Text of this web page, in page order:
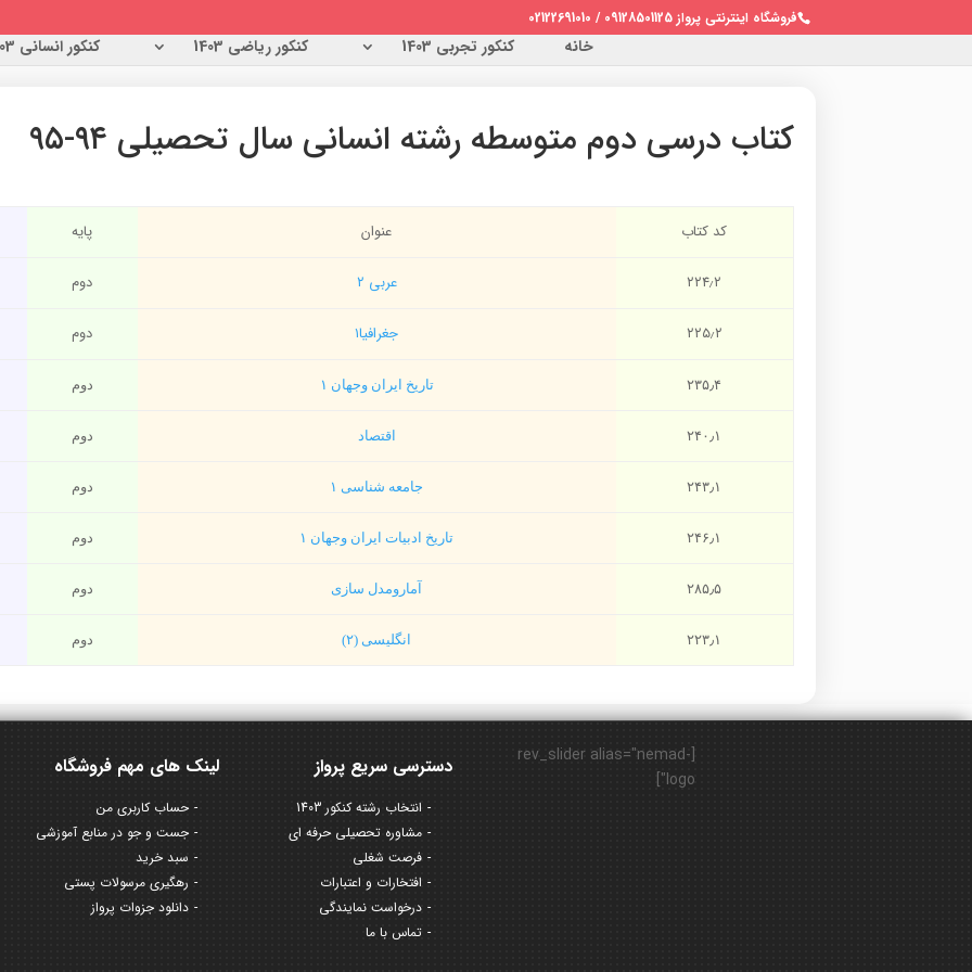
فروشگاه اینترنتی پرواز 09128501125 / 02122691010
خانه کنکور تجربی 1403 کنکور ریاضی 1403 کنکور انسانی 1403
کتاب درسی دوم متوسطه رشته انسانی سال تحصیلی ۹۴-۹۵
کد کتاب عنوان پایه
۲۲۴٫۲ عربی ۲ دوم
۲۲۵٫۲ جغرافیا۱ دوم
۲۳۵٫۴ تاریخ ایران وجهان ۱ دوم
۲۴۰٫۱ اقتصاد دوم
۲۴۳٫۱ جامعه شناسی ۱ دوم
۲۴۶٫۱ تاریخ ادبیات ایران وجهان ۱ دوم
۲۸۵٫۵ آمارومدل سازی دوم
۲۲۳٫۱ انگلیسی (۲) دوم
لینک های مهم فروشگاه
حساب کاربری من
جست و جو در منابع آموزشی
سبد خرید
رهگیری مرسولات پستی
دانلود جزوات پرواز
دسترسی سریع پرواز
انتخاب رشته کنکور 1403
مشاوره تحصیلی حرفه ای
فرصت شغلی
افتخارات و اعتبارات
درخواست نمایندگی
تماس با ما
[rev_slider alias="nemad-
logo"]